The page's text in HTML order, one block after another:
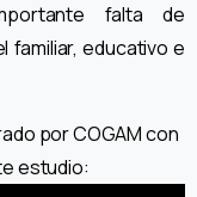
falta de
familiar, educativo e
por COGAM con
estudio: